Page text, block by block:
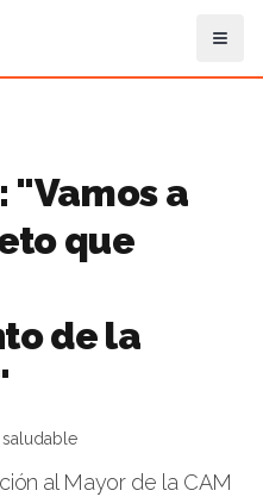
"Vamos a
que
de la
saludable
al Mayor de la CAM